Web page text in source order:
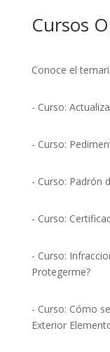
Cursos
Conoce el
- Curso:
- Curso:
- Curso: Padrón
- Curso:
- Curso:
Protegerme?
- Curso: Cómo
Exterior